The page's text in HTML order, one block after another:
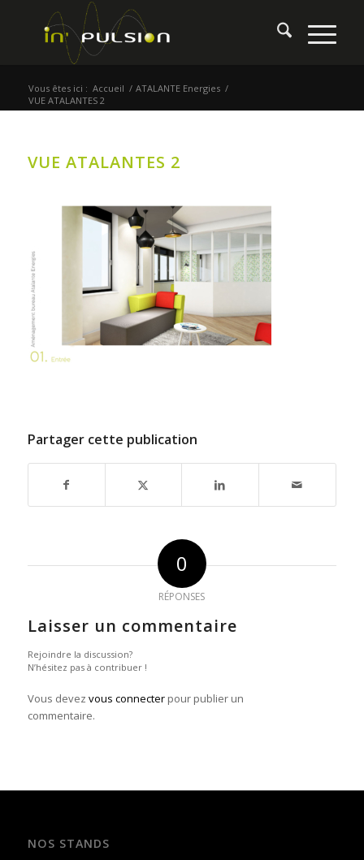
Vous êtes ici : Accueil / ATALANTE Energies /
VUE ATALANTES 2
VUE ATALANTES 2
Partager cette publication
0
RÉPONSES
Laisser un commentaire
Rejoindre la discussion?
N’hésitez pas à contribuer !
Vous devez vous connecterpour publier un
commentaire.
NOS STANDS